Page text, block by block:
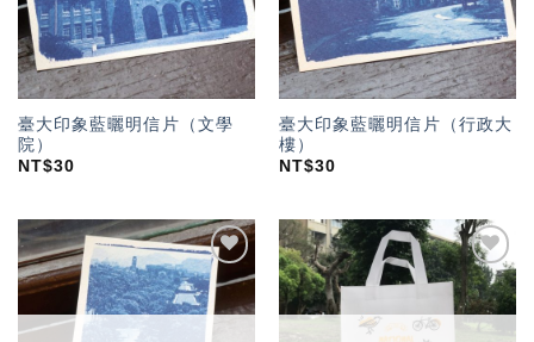
臺大印象藍曬明信片（文學
院）
NT$30
臺大印象藍曬明信片（行政大
樓）
NT$30
加入
「願
望輕
單」
加入
「願
望輕